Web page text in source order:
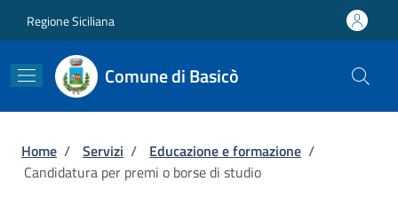
Regione Siciliana
Comune di Basicò
Briciole di pane
Home / Servizi / Educazione e formazione /
Candidatura per premi o borse di studio